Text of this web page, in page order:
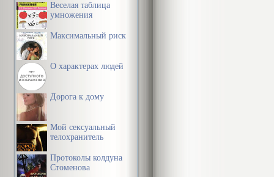
Веселая таблица
умножения
Максимальный риск
О характерах людей
Дорога к дому
Мой сексуальный
телохранитель
Протоколы колдуна
Стоменова